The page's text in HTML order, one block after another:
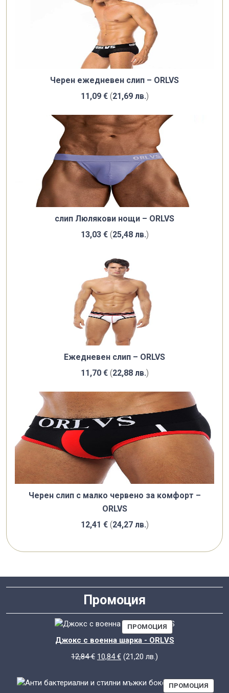
Черен ежедневен слип – ORLVS
11,09 € (21,69 лв.)
слип Люлякови нощи – ORLVS
13,03 € (25,48 лв.)
Ежедневен слип – ORLVS
11,70 € (22,88 лв.)
Черен слип с малко червено за комфорт –
ORLVS
12,41 € (24,27 лв.)
Промоция
ПРОМОЦИЯПРОДУКТ
С
НАМАЛЕНИЕ
Джокс с военна шарка - ORLVS
12,84€ Original
10,84€Текущата
(21,20 лв.)
ПРОМОЦИЯ